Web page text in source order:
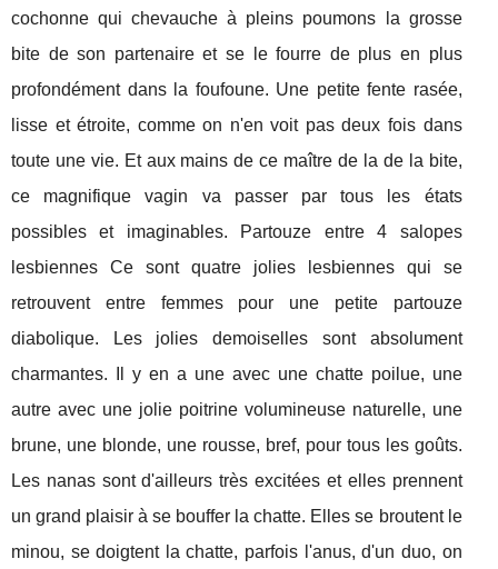
cochonne qui chevauche à pleins poumons la grosse
bite de son partenaire et se le fourre de plus en plus
profondément dans la foufoune. Une petite fente rasée,
lisse et étroite, comme on n'en voit pas deux fois dans
toute une vie. Et aux mains de ce maître de la de la bite,
ce magnifique vagin va passer par tous les états
possibles et imaginables. Partouze entre 4 salopes
lesbiennes Ce sont quatre jolies lesbiennes qui se
retrouvent entre femmes pour une petite partouze
diabolique. Les jolies demoiselles sont absolument
charmantes. Il y en a une avec une chatte poilue, une
autre avec une jolie poitrine volumineuse naturelle, une
brune, une blonde, une rousse, bref, pour tous les goûts.
Les nanas sont d'ailleurs très excitées et elles prennent
un grand plaisir à se bouffer la chatte. Elles se broutent le
minou, se doigtent la chatte, parfois l'anus, d'un duo, on